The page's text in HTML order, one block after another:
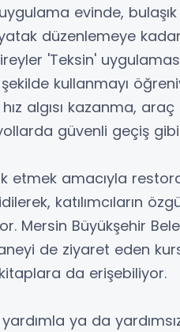
evinde,
düzenlemeye
'Teksin'
şekilde kullanmayı
algısı kazanma,
güvenli geçiş
etmek amacıyla
katılımcıların
Mersin Büyükşehir
de ziyaret eden
da erişebiliyor.
ya da